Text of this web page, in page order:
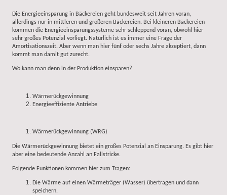
Die Energieeinsparung in Bäckereien geht bundesweit seit Jahren voran,
allerdings nur in mittleren und größeren Bäckereien. Bei kleineren Bäckereien
kommen die Energieeinsparungssysteme sehr schleppend voran, obwohl hier
sehr großes Potenzial vorliegt. Natürlich ist es immer eine Frage der
Amortisationszeit. Aber wenn man hier fünf oder sechs Jahre akzeptiert, dann
kommt man damit gut zurecht.
Wo kann man denn in der Produktion einsparen?
Wärmerückgewinnung
Energieeffiziente Antriebe
Wärmerückgewinnung (WRG)
Die Wärmerückgewinnung bietet ein großes Potenzial an Einsparung. Es gibt hier
aber eine bedeutende Anzahl an Fallstricke.
Folgende Funktionen kommen hier zum Tragen:
Die Wärme auf einen Wärmeträger (Wasser) übertragen und dann
speichern.